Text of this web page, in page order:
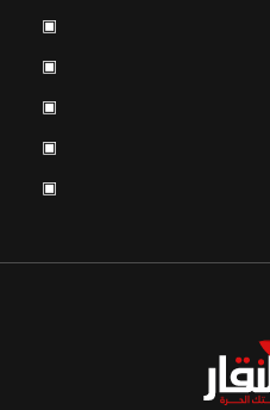
▣
▣
▣
▣
▣